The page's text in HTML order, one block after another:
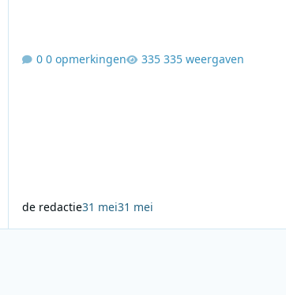
0 opmerkingen 335 weergaven
de redactie31 mei31 mei